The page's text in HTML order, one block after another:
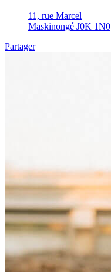
11, rue Marcel
Maskinongé J0K 1N0
Partager